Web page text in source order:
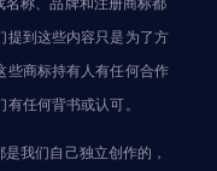
提到这些内容只是为了方
些商标持有人有任何合作
任何背书或认可。
我们自己独立创作的，